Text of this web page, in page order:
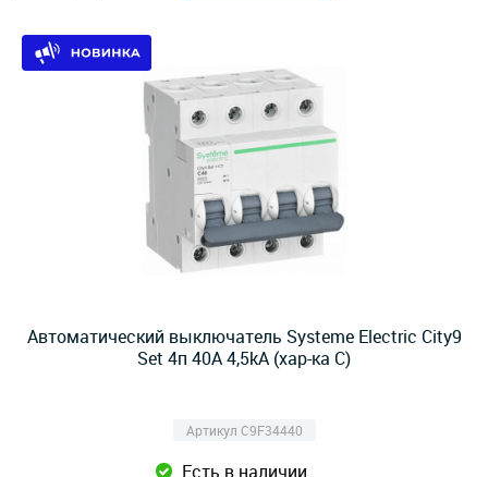
Автоматический выключатель Systeme Electric City9
Set 4п 40A 4,5kA (хар-ка C)
Артикул C9F34440
Есть в наличии